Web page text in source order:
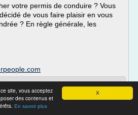
X
site, vous acceptez
des contenus et
En savoir plus
votre permis de conduire ? Vous
de vous faire plaisir en vous
? En règle générale, les
de véhicules
...
pour un jeune conducteur